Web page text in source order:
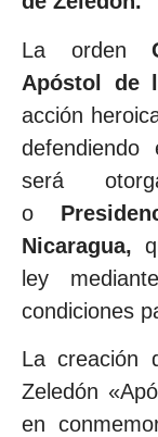
La orden
Apóstol de
acción
será
o
Nicaragua,
ley
condiciones
La creación
Zeledón
en